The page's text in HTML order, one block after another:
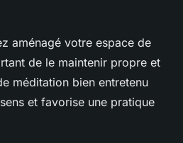
aménagé votre espace de
de le maintenir propre et
méditation bien entretenu
et favorise une pratique